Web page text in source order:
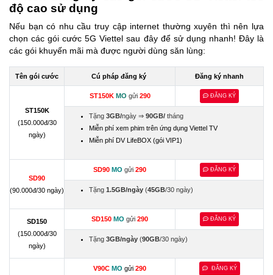
độ cao sử dụng
Nếu bạn có nhu cầu truy cập internet thường xuyên thì nên lựa
chọn các gói cước 5G Viettel sau đây để sử dụng nhanh! Đây là
các gói khuyến mãi mà được người dùng săn lùng:
Tên gói cước Cú pháp đăng ký Đăng ký nhanh
ST150K
(150.000đ/30
ngày)
ST150K MO gửi 290 ĐĂNG KÝ
Tặng 3GB/ngày ⇒ 90GB/ tháng
Miễn phí xem phim trên ứng dụng Viettel TV
Miễn phí DV LifeBOX (gói VIP1)
SD90
(90.000đ/30 ngày)
SD90 MO gửi 290 ĐĂNG KÝ
Tặng 1.5GB/ngày (45GB/30 ngày)
SD150
(150.000đ/30
ngày)
SD150 MO gửi 290 ĐĂNG KÝ
Tặng 3GB/ngày (90GB/30 ngày)
V90C MO gửi 290 ĐĂNG KÝ